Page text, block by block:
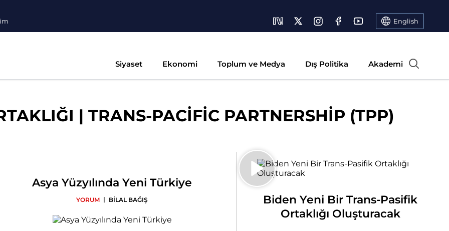
English
Siyaset Ekonomi Toplum ve Medya Dış Politika Akademi
| TRANS-PACİFİC PARTNERSHİP (TPP)
Asya Yüzyılında Yeni Türkiye
YORUM | BİLAL BAĞIŞ
Biden Yeni Bir Trans-Pasifik
Ortaklığı Oluşturacak